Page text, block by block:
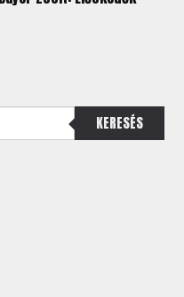
KERESÉS